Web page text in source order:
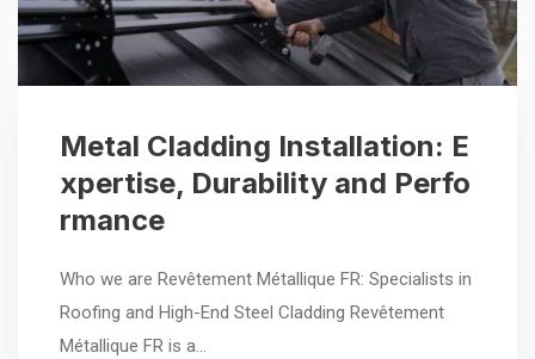
Metal Cladding Installation: E
xpertise, Durability and Perfo
rmance
Who we are Revêtement Métallique FR: Specialists in
Roofing and High-End Steel Cladding Revêtement
Métallique FR is a…